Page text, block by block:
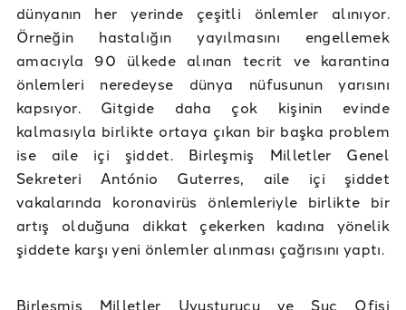
dünyanın her yerinde çeşitli önlemler alınıyor.
Örneğin hastalığın yayılmasını engellemek
amacıyla 90 ülkede alınan tecrit ve karantina
önlemleri neredeyse dünya nüfusunun yarısını
kapsıyor. Gitgide daha çok kişinin evinde
kalmasıyla birlikte ortaya çıkan bir başka problem
ise aile içi şiddet. Birleşmiş Milletler Genel
Sekreteri António Guterres, aile içi şiddet
vakalarında koronavirüs önlemleriyle birlikte bir
artış olduğuna dikkat çekerken kadına yönelik
şiddete karşı yeni önlemler alınması çağrısını yaptı.
Birleşmiş Milletler Uyuşturucu ve Suç Ofisi